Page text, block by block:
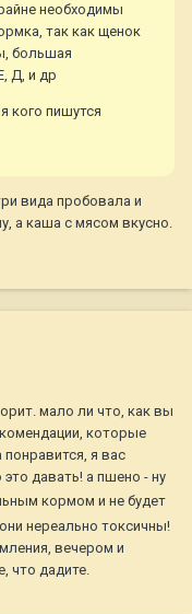
необходимы
так как щенок
большая
Д, и др
кого пишутся
вида пробовала и
а каша с мясом вкусно.
мало ли что, как вы
которые
я вас
давать! а пшено - ну
кормом и не будет
нереально токсичны!
вечером и
что дадите.